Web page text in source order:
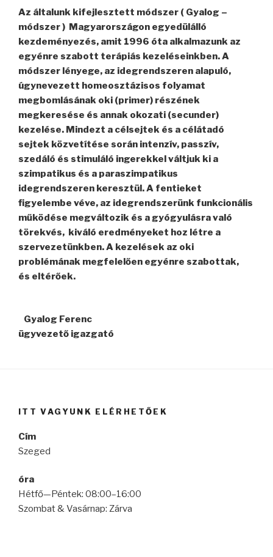
Az általunk kifejlesztett módszer ( Gyalog –
módszer ) Magyarországon egyedülálló
kezdeményezés, amit 1996 óta alkalmazunk az
egyénre szabott terápiás kezeléseinkben. A
módszer lényege, az idegrendszeren alapuló,
úgynevezett homeosztázisos folyamat
megbomlásának oki (primer) részének
megkeresése és annak okozati (secunder)
kezelése. Mindezt a célsejtek és a célátadó
sejtek közvetítése során intenzív, passzív,
szedáló és stimuláló ingerekkel váltjuk ki a
szimpatikus és a paraszimpatikus
idegrendszeren keresztül. A fentieket
figyelembe véve, az idegrendszerünk funkcionális
működése megváltozik és a gyógyulásra való
törekvés, kiváló eredményeket hoz létre a
szervezetünkben. A kezelések az oki
problémának megfelelően egyénre szabottak,
és eltérőek.
Gyalog Ferenc
ügyvezető igazgató
ITT VAGYUNK ELÉRHETŐEK
Cím
Szeged
óra
Hétfő—Péntek: 08:00–16:00
Szombat & Vasárnap: Zárva